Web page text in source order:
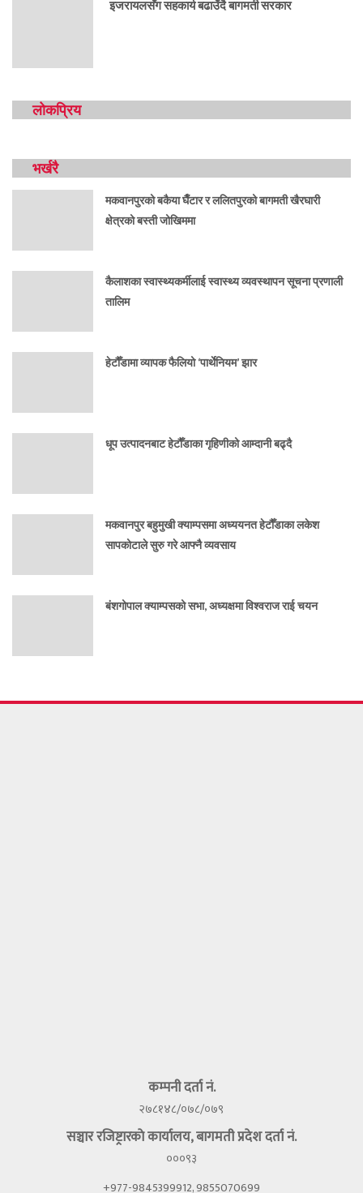
इजरायलसँग सहकार्य बढाउँदै बागमती सरकार
लोकप्रिय
भर्खरै
मकवानपुरको बकैया घैँटार र ललितपुरको बागमती खैरघारी
क्षेत्रको बस्ती जोखिममा
कैलाशका स्वास्थ्यकर्मीलाई स्वास्थ्य व्यवस्थापन सूचना प्रणाली
तालिम
हेटौँडामा व्यापक फैलियो ‘पार्थेनियम’ झार
धूप उत्पादनबाट हेटौँडाका गृहिणीको आम्दानी बढ्दै
मकवानपुर बहुमुखी क्याम्पसमा अध्ययनत हेटौँडाका लकेश
सापकोटाले सुरु गरे आफ्नै व्यवसाय
बंशगोपाल क्याम्पसको सभा, अध्यक्षमा विश्वराज राई चयन
कम्पनी दर्ता नं.
२७८१४८/०७८/०७९
सञ्चार रजिष्ट्रारकाे कार्यालय, बागमती प्रदेश दर्ता नं.
०००९३
+977-9845399912, 9855070699